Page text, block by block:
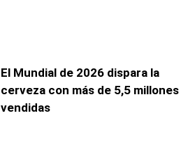
El Mundial de 2026 dispara la
cerveza con más de 5,5 millones
vendidas